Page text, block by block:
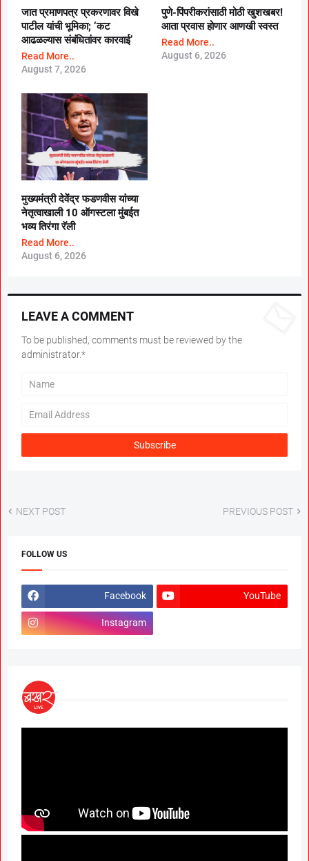
जात प्रमाणपत्र प्रकरणावर विखे
पाटील यांची भूमिका; ‘कट
आढळल्यास संबंधितांवर कारवाई’
Read More..
August 7, 2026
पुणे-पिंपरीकरांसाठी मोठी खुशखबर!
आता प्रवास होणार आणखी स्वस्त
Read More..
August 6, 2026
मुख्यमंत्री देवेंद्र फडणवीस यांच्या
नेतृत्वाखाली 10 ऑगस्टला मुंबईत
भव्य तिरंगा रॅली
Read More..
August 6, 2026
LEAVE A COMMENT
To be published, comments must be reviewed by the
administrator.*
NEXT POST PREVIOUS POST
FOLLOW US
Facebook YouTube
Instagram